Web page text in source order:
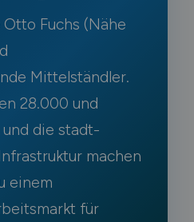
Fuchs (Nähe
Mittelständler.
28.000 und
die stadt-
machen
einem
für